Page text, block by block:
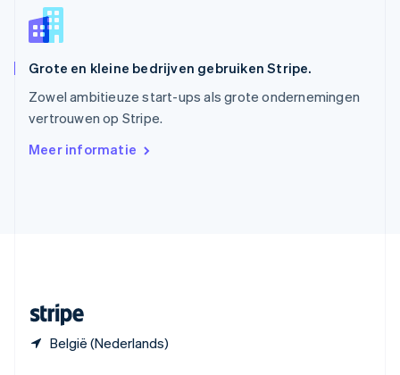
Grote en kleine bedrijven gebruiken Stripe.
Zowel ambitieuze start-ups als grote ondernemingen
vertrouwen op Stripe.
Meer informatie
België (Nederlands)
Español
Thailand
Tsjechië
Vasteland van China
简体中文English
English